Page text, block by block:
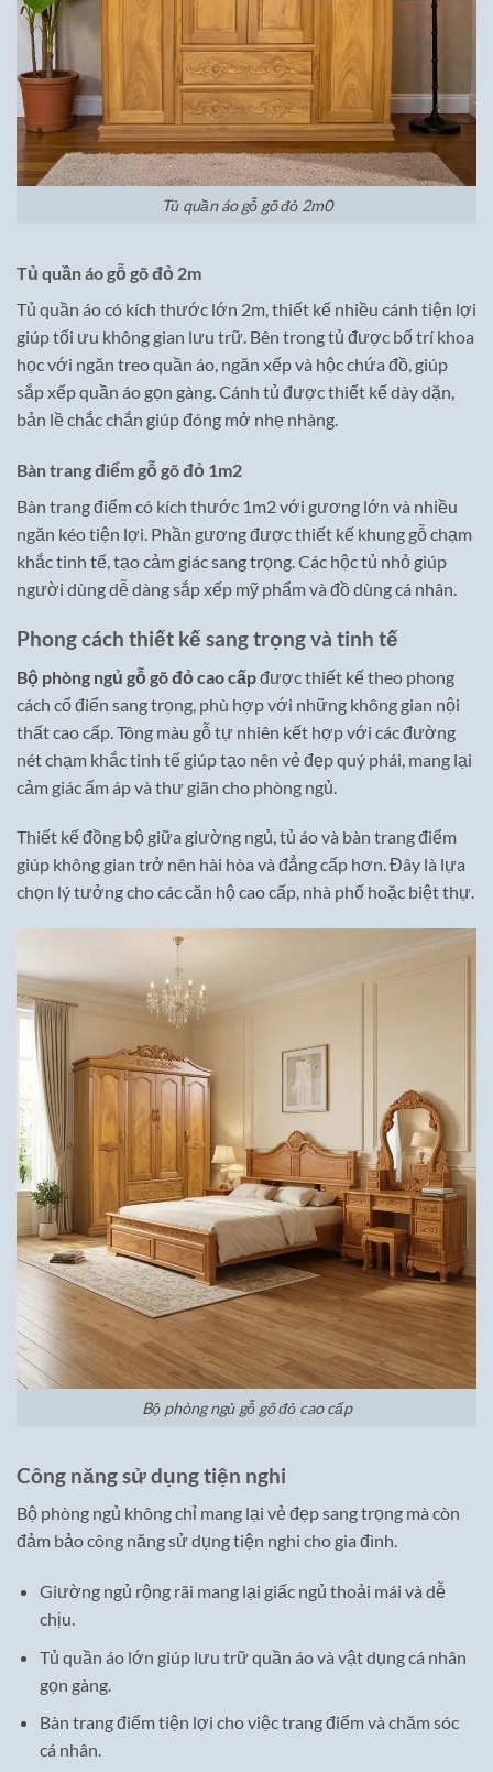
Tủ quần áo gỗ gõ đỏ 2m0
Tủ quần áo gỗ gõ đỏ 2m
Tủ quần áo có kích thước lớn 2m, thiết kế nhiều cánh tiện lợi
giúp tối ưu không gian lưu trữ. Bên trong tủ được bố trí khoa
học với ngăn treo quần áo, ngăn xếp và hộc chứa đồ, giúp
sắp xếp quần áo gọn gàng. Cánh tủ được thiết kế dày dặn,
bản lề chắc chắn giúp đóng mở nhẹ nhàng.
Bàn trang điểm gỗ gõ đỏ 1m2
Bàn trang điểm có kích thước 1m2 với gương lớn và nhiều
ngăn kéo tiện lợi. Phần gương được thiết kế khung gỗ chạm
khắc tinh tế, tạo cảm giác sang trọng. Các hộc tủ nhỏ giúp
người dùng dễ dàng sắp xếp mỹ phẩm và đồ dùng cá nhân.
Phong cách thiết kế sang trọng và tinh tế
Bộ phòng ngủ gỗ gõ đỏ cao cấpđược thiết kế theo phong
cách cổ điển sang trọng, phù hợp với những không gian nội
thất cao cấp. Tông màu gỗ tự nhiên kết hợp với các đường
nét chạm khắc tinh tế giúp tạo nên vẻ đẹp quý phái, mang lại
cảm giác ấm áp và thư giãn cho phòng ngủ.
Thiết kế đồng bộ giữa giường ngủ, tủ áo và bàn trang điểm
giúp không gian trở nên hài hòa và đẳng cấp hơn. Đây là lựa
chọn lý tưởng cho các căn hộ cao cấp, nhà phố hoặc biệt thự.
Bộ phòng ngủ gỗ gõ đỏ cao cấp
Công năng sử dụng tiện nghi
Bộ phòng ngủ không chỉ mang lại vẻ đẹp sang trọng mà còn
đảm bảo công năng sử dụng tiện nghi cho gia đình.
Giường ngủ rộng rãi mang lại giấc ngủ thoải mái và dễ
chịu.
Tủ quần áo lớn giúp lưu trữ quần áo và vật dụng cá nhân
gọn gàng.
Bàn trang điểm tiện lợi cho việc trang điểm và chăm sóc
cá nhân.